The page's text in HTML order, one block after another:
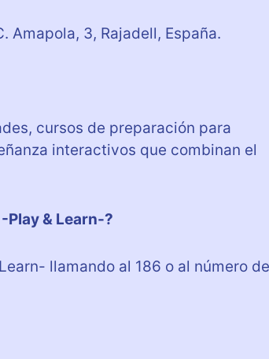
Amapola, 3, Rajadell, España.
cursos de preparación para
interactivos que combinan el
Play & Learn-?
llamando al 186 o al número de